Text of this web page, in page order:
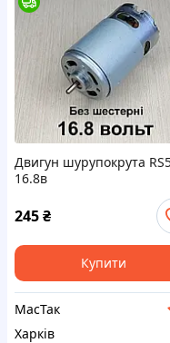
Двигун шурупокрута
16.8в
245₴
Купити
МасТак
Харків